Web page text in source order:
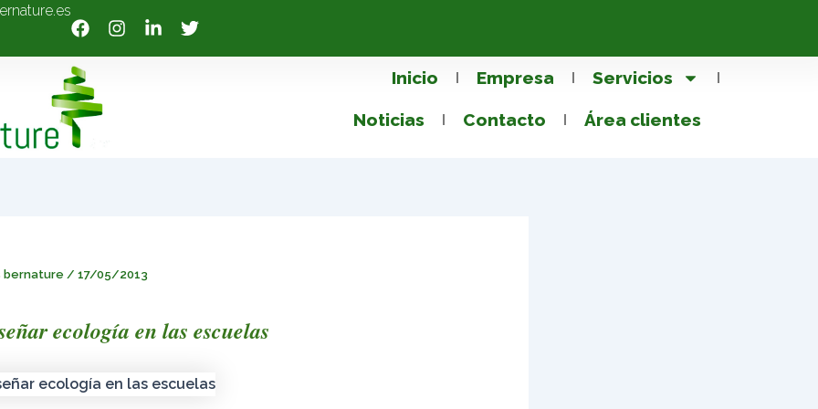
Inicio Empresa Servicios
Noticias Contacto Área clientes
bernature / 17/05/2013
ecología en las escuelas